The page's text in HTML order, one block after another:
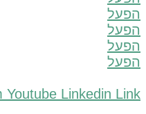
Youtube